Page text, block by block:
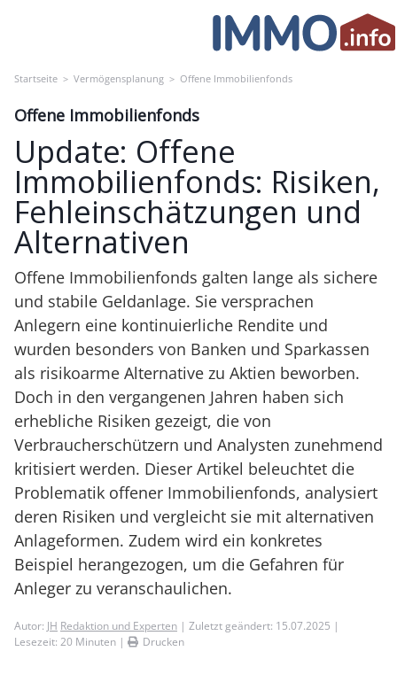
Startseite > Vermögensplanung > Offene Immobilienfonds
Offene Immobilienfonds
Update: Offene
Immobilienfonds: Risiken,
Fehleinschätzungen und
Alternativen
Offene Immobilienfonds galten lange als sichere
und stabile Geldanlage. Sie versprachen
Anlegern eine kontinuierliche Rendite und
wurden besonders von Banken und Sparkassen
als risikoarme Alternative zu Aktien beworben.
Doch in den vergangenen Jahren haben sich
erhebliche Risiken gezeigt, die von
Verbraucherschützern und Analysten zunehmend
kritisiert werden. Dieser Artikel beleuchtet die
Problematik offener Immobilienfonds, analysiert
deren Risiken und vergleicht sie mit alternativen
Anlageformen. Zudem wird ein konkretes
Beispiel herangezogen, um die Gefahren für
Anleger zu veranschaulichen.
Autor: JH Redaktion und Experten | Zuletzt geändert: 15.07.2025 |
Lesezeit: 20 Minuten | Drucken